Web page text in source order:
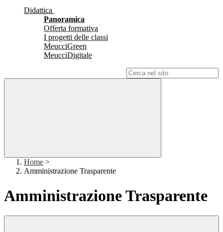
Didattica
Panoramica
Offerta formativa
I progetti delle classi
MeucciGreen
MeucciDigitale
Home >
Amministrazione Trasparente
Amministrazione Trasparente